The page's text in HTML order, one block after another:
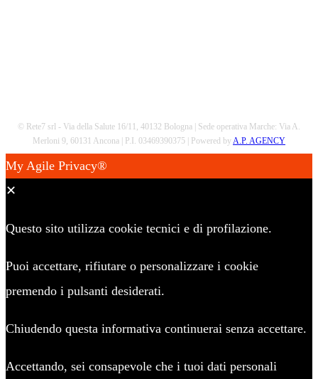
© Rete7 srl - Via della Salute 16/11, 40132 Bologna | Sede operativa Marche: Via A.
Merloni 9, 60131 Ancona | P.I. 03469390375 | Powered by A.P. AGENCY
My Agile Privacy®
✕
Questo sito utilizza cookie tecnici e di profilazione.
Puoi accettare, rifiutare o personalizzare i cookie
premendo i pulsanti desiderati.
Chiudendo questa informativa continuerai senza accettare.
Accettando, sei consapevole che i tuoi dati personali